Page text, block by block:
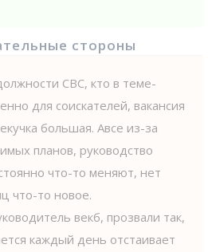
стороны
СВС, кто в теме-
для соискателей, вакансия
большая. Авсе из-за
планов, руководство
что-то меняют, нет
что-то новое.
векб, прозвали так,
каждый день отстаивает